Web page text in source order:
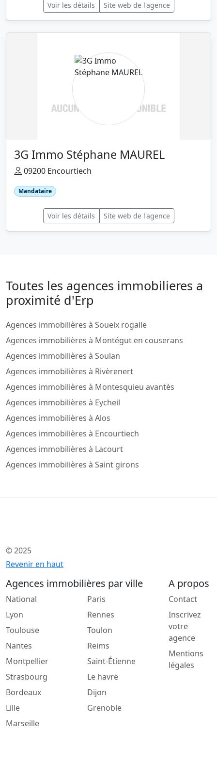
Voir les détails Site web de l'agence
3G Immo Stéphane MAUREL
09200 Encourtiech
Mandataire
Voir les détails Site web de l'agence
Toutes les agences immobilieres a
proximité d'Erp
Agences immobilières à Soueix rogalle
Agences immobilières à Montégut en couserans
Agences immobilières à Soulan
Agences immobilières à Rivèrenert
Agences immobilières à Montesquieu avantès
Agences immobilières à Eycheil
Agences immobilières à Alos
Agences immobilières à Encourtiech
Agences immobilières à Lacourt
Agences immobilières à Saint girons
© 2025
Revenir en haut
Agences immobilières par ville
National
Lyon
Toulouse
Nantes
Montpellier
Strasbourg
Bordeaux
Lille
Marseille
Paris
Rennes
Toulon
Reims
Saint-Étienne
Le havre
Dijon
Grenoble
A propos
Contact
Inscrivez
votre
agence
Mentions
légales